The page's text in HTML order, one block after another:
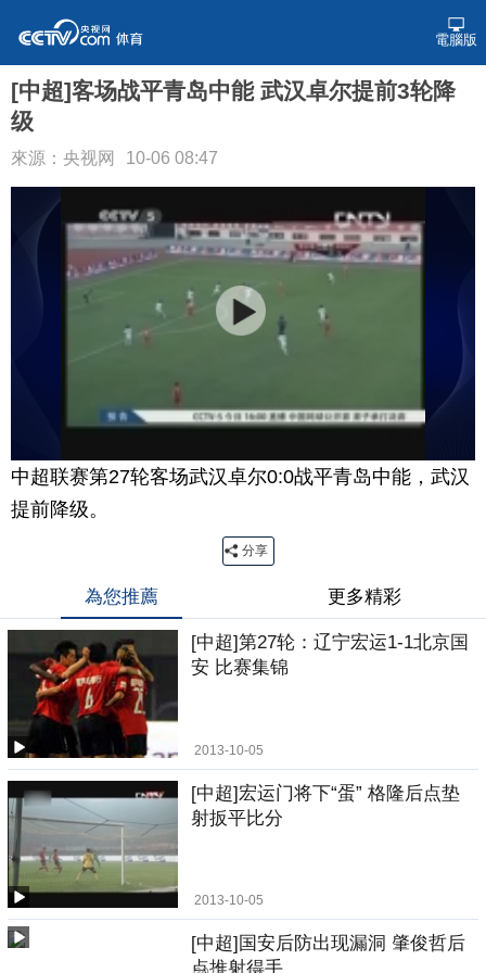
電腦版
[中超]客场战平青岛中能 武汉卓尔提前3轮降
级
來源：央视网 10-06 08:47
中超联赛第27轮客场武汉卓尔0:0战平青岛中能，武汉
提前降级。
分享
為您推薦 更多精彩
[中超]第27轮：辽宁宏运1-1北京国
安 比赛集锦
2013-10-05
[中超]宏运门将下“蛋” 格隆后点垫
射扳平比分
2013-10-05
[中超]国安后防出现漏洞 肇俊哲后
点推射得手